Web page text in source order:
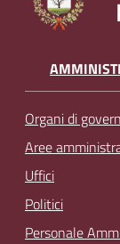
Organi di
Aree
Uffici
Politici
Personale